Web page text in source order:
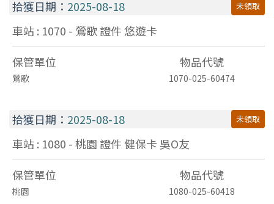
拾獲日期： 2025-08-18 未領取
車站 : 1070 - 鶯歌證件悠遊卡
保管單位
物品代號
鶯歌 1070-025-60474
拾獲日期： 2025-08-18 未領取
車站 : 1080 - 桃園 證件 健保卡 吳O友
保管單位
物品代號
桃園 1080-025-60418